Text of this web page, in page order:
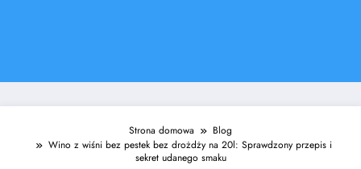
Strona domowa
Blog
Wino z wiśni bez pestek bez drożdży na 20l: Sprawdzony przepis i
sekret udanego smaku